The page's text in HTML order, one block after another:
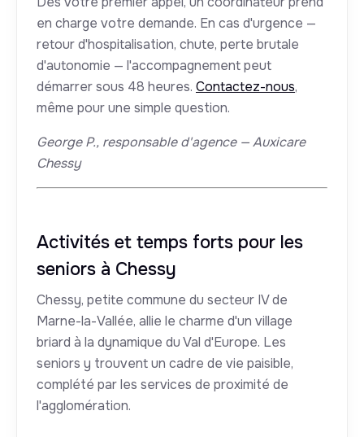
en charge votre demande. En cas d'urgence —
retour d'hospitalisation, chute, perte brutale
d'autonomie — l'accompagnement peut
démarrer sous 48 heures. Contactez-nous,
même pour une simple question.
George P., responsable d'agence — Auxicare
Chessy
Activités et temps forts pour les
seniors à Chessy
Chessy, petite commune du secteur IV de
Marne-la-Vallée, allie le charme d'un village
briard à la dynamique du Val d'Europe. Les
seniors y trouvent un cadre de vie paisible,
complété par les services de proximité de
l'agglomération.